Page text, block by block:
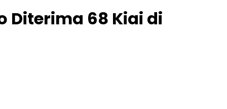
Diterima 68 Kiai di